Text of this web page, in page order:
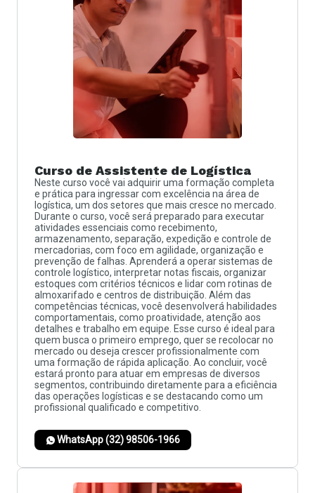
Curso de Assistente de Logística
Neste curso você vai adquirir uma formação completa
e prática para ingressar com excelência na área de
logística, um dos setores que mais cresce no mercado.
Durante o curso, você será preparado para executar
atividades essenciais como recebimento,
armazenamento, separação, expedição e controle de
mercadorias, com foco em agilidade, organização e
prevenção de falhas. Aprenderá a operar sistemas de
controle logístico, interpretar notas fiscais, organizar
estoques com critérios técnicos e lidar com rotinas de
almoxarifado e centros de distribuição. Além das
competências técnicas, você desenvolverá habilidades
comportamentais, como proatividade, atenção aos
detalhes e trabalho em equipe. Esse curso é ideal para
quem busca o primeiro emprego, quer se recolocar no
mercado ou deseja crescer profissionalmente com
uma formação de rápida aplicação. Ao concluir, você
estará pronto para atuar em empresas de diversos
segmentos, contribuindo diretamente para a eficiência
das operações logísticas e se destacando como um
profissional qualificado e competitivo.
WhatsApp (32) 98506-1966